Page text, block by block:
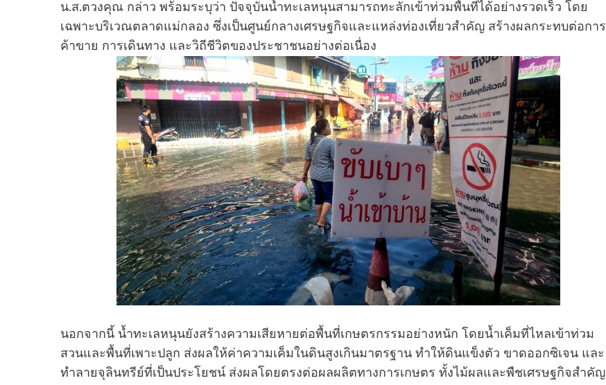
น.ส.ตวงคุณ กล่าว พร้อมระบุว่า ปัจจุบันน้ำทะเลหนุนสามารถทะลักเข้าท่วมพื้นที่ได้อย่างรวดเร็ว โดย
เฉพาะบริเวณตลาดแม่กลอง ซึ่งเป็นศูนย์กลางเศรษฐกิจและแหล่งท่องเที่ยวสำคัญ สร้างผลกระทบต่อการ
ค้าขาย การเดินทาง และวิถีชีวิตของประชาชนอย่างต่อเนื่อง
นอกจากนี้ น้ำทะเลหนุนยังสร้างความเสียหายต่อพื้นที่เกษตรกรรมอย่างหนัก โดยน้ำเค็มที่ไหลเข้าท่วม
สวนและพื้นที่เพาะปลูก ส่งผลให้ค่าความเค็มในดินสูงเกินมาตรฐาน ทำให้ดินแข็งตัว ขาดออกซิเจน และ
ทำลายจุลินทรีย์ที่เป็นประโยชน์ ส่งผลโดยตรงต่อผลผลิตทางการเกษตร ทั้งไม้ผลและพืชเศรษฐกิจสำคัญ